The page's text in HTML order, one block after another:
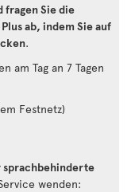
fragen Sie die
ab, indem Sie auf
.
am Tag an 7 Tagen
Festnetz)
wenden: